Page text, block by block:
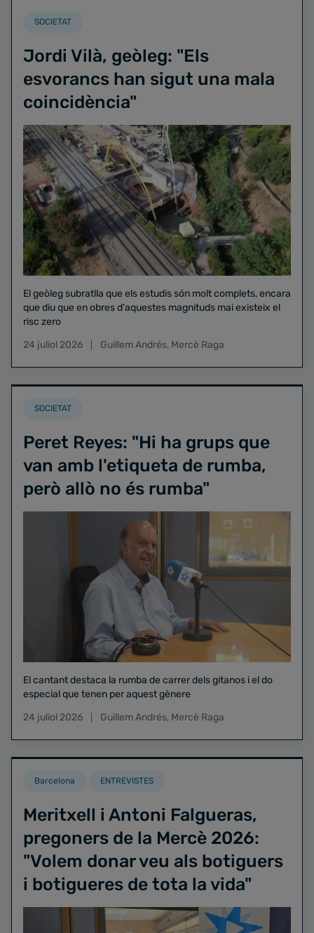
SOCIETAT
Jordi Vilà, geòleg: "Els
esvorancs han sigut una mala
coincidència"
El geòleg subratlla que els estudis són molt complets, encara
que diu que en obres d'aquestes magnituds mai existeix el
risc zero
24 juliol 2026
Guillem Andrés, Mercè Raga
SOCIETAT
Peret Reyes: "Hi ha grups que
van amb l'etiqueta de rumba,
però allò no és rumba"
El cantant destaca la rumba de carrer dels gitanos i el do
especial que tenen per aquest gènere
24 juliol 2026
Guillem Andrés, Mercè Raga
Barcelona ENTREVISTES
Meritxell i Antoni Falgueras,
pregoners de la Mercè 2026:
"Volem donar veu als botiguers
i botigueres de tota la vida"